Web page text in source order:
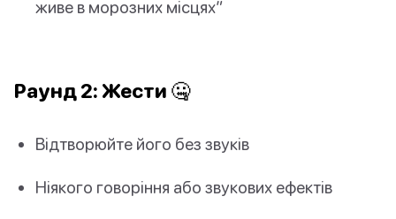
живе в морозних місцях”
Раунд 2: Жести 🤐
Відтворюйте його без звуків
Ніякого говоріння або звукових ефектів